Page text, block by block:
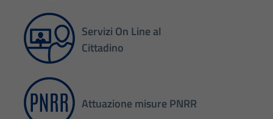
Servizi On Line al
Cittadino
Attuazione misure PNRR